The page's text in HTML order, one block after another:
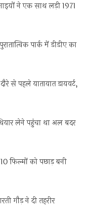
ने एक साथ लड़ी 1971
पार्क में डीडीए का
से पहले यातायात डायवर्ट,
लेने पहुंचा था अल बदर
फिल्मों को पछाड़ बनी
गौड़ ने दी तहरीर